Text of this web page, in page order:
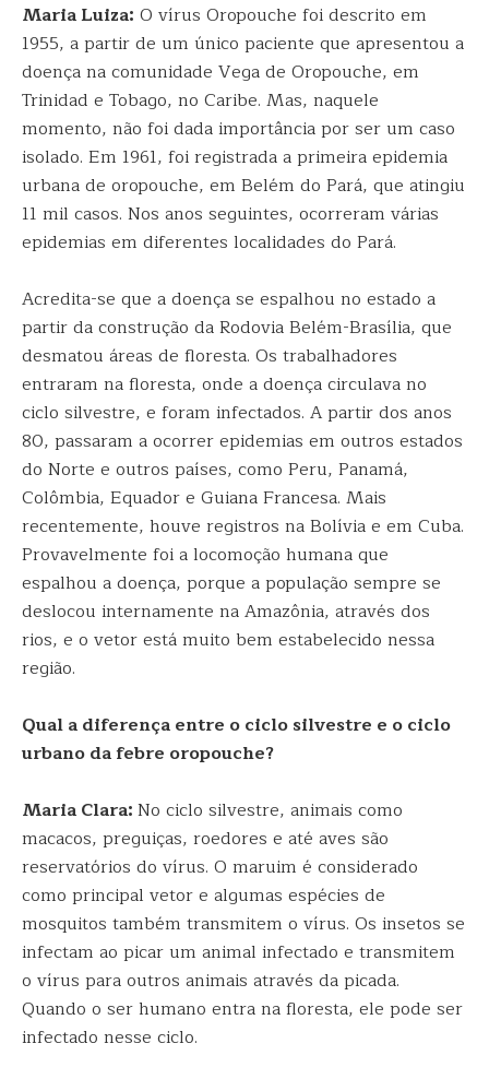
Maria Luiza: O vírus Oropouche foi descrito em
1955, a partir de um único paciente que apresentou a
doença na comunidade Vega de Oropouche, em
Trinidad e Tobago, no Caribe. Mas, naquele
momento, não foi dada importância por ser um caso
isolado. Em 1961, foi registrada a primeira epidemia
urbana de oropouche, em Belém do Pará, que atingiu
11 mil casos. Nos anos seguintes, ocorreram várias
epidemias em diferentes localidades do Pará.
Acredita-se que a doença se espalhou no estado a
partir da construção da Rodovia Belém-Brasília, que
desmatou áreas de floresta. Os trabalhadores
entraram na floresta, onde a doença circulava no
ciclo silvestre, e foram infectados. A partir dos anos
80, passaram a ocorrer epidemias em outros estados
do Norte e outros países, como Peru, Panamá,
Colômbia, Equador e Guiana Francesa. Mais
recentemente, houve registros na Bolívia e em Cuba.
Provavelmente foi a locomoção humana que
espalhou a doença, porque a população sempre se
deslocou internamente na Amazônia, através dos
rios, e o vetor está muito bem estabelecido nessa
região.
Qual a diferença entre o ciclo silvestre e o ciclo
urbano da febre oropouche?
Maria Clara:No ciclo silvestre, animais como
macacos, preguiças, roedores e até aves são
reservatórios do vírus. O maruim é considerado
como principal vetor e algumas espécies de
mosquitos também transmitem o vírus. Os insetos se
infectam ao picar um animal infectado e transmitem
o vírus para outros animais através da picada.
Quando o ser humano entra na floresta, ele pode ser
infectado nesse ciclo.